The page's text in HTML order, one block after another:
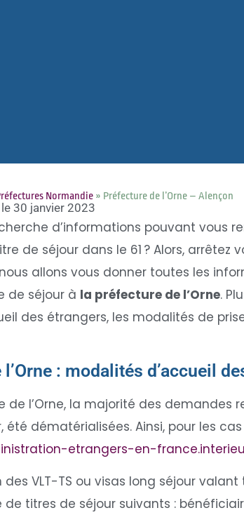
Normandie » Préfecture de l’Orne – Alençon
30 janvier 2023
d’informations pouvant vous
de séjour dans le 61 ? Alors,
allons vous donner toutes les
de séjour à la préfecture de l’Orne.
des étrangers, les modalités de
: modalités d’accueil
de l’Orne, la majorité des demandes
été dématérialisées. Ainsi, pour les
etrangers-en-
VLT-TS ou visas long séjour valant
de titres de séjour suivants :